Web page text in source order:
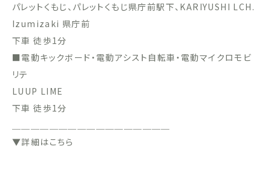
パレットくもじ、パレットくもじ県庁前駅下、KARIYUSHI LCH.
Izumizaki 県庁前
下車 徒歩1分
■電動キックボード・電動アシスト自転車・電動マイクロモビ
リテ
LUUP LIME
下車 徒歩1分
▼詳細はこちら